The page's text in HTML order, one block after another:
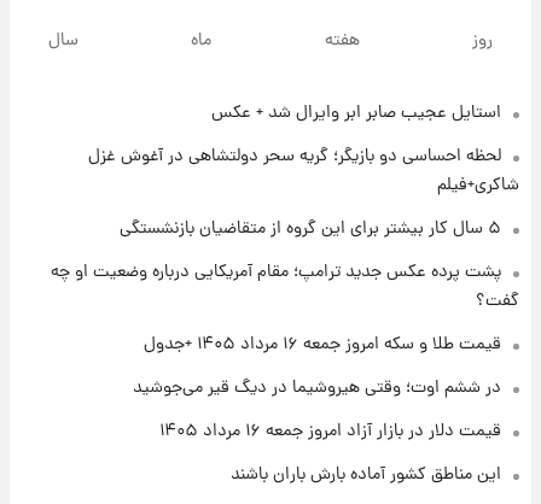
روزها پربارش‌تر خواهند بود؟
۱ روز پیش
شد؛ تیکدری، محبی و سرگیف با اعداد ویژه
۱ روز پیش
شد+فیلم
۱ روز پیش
امروز پنجشنبه ۱۵ مرداد ۱۴۰۵ +جدول
قیمت طلا و سکه امروز پنجشنبه ۱۵ مرداد ۱۴۰۵
روز هفته ماه سال
استایل عجیب صابر ابر وایرال شد + عکس
لحظه احساسی دو بازیگر؛ گریه سحر دولتشاهی در آغوش غزل
شاکری+فیلم
۵ سال کار بیشتر برای این گروه از متقاضیان بازنشستگی
پشت پرده عکس جدید ترامپ؛ مقام آمریکایی درباره وضعیت او چه
گفت؟
قیمت طلا و سکه امروز جمعه ۱۶ مرداد ۱۴۰۵ +جدول
در ششم اوت؛ وقتی هیروشیما در دیگ قیر می‌جوشید
قیمت دلار در بازار آزاد امروز جمعه ۱۶ مرداد ۱۴۰۵
این مناطق کشور آماده بارش باران باشند